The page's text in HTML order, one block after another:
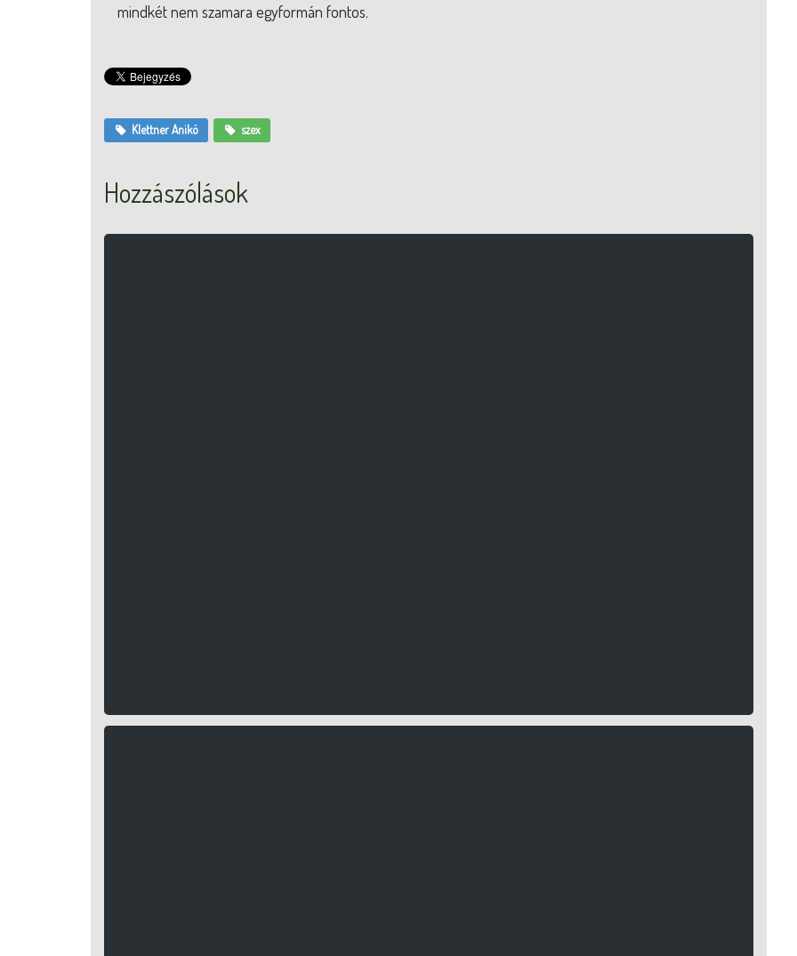
mindkét nem szamara egyformán fontos.
Klettner Anikó szex
Hozzászólások